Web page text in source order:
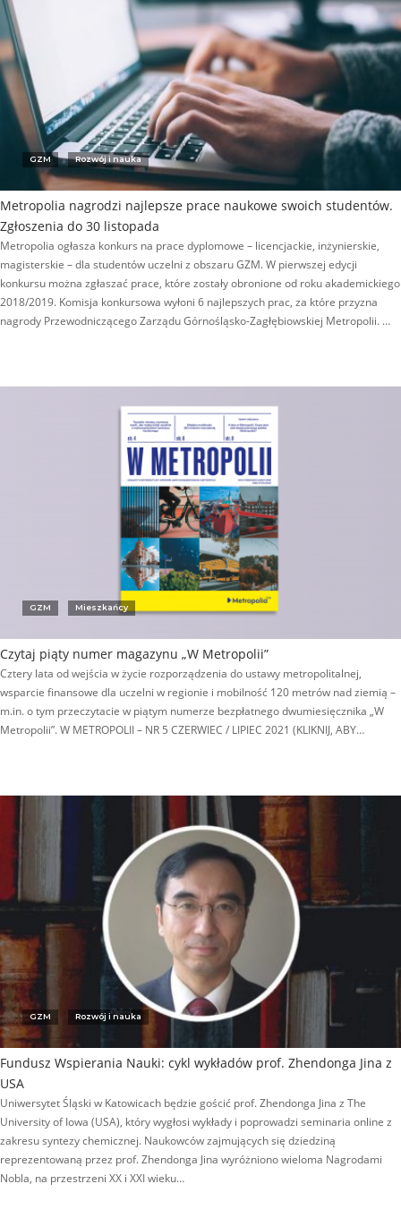
GZM Rozwój i nauka
Metropolia nagrodzi najlepsze prace naukowe swoich studentów.
Zgłoszenia do 30 listopada
Metropolia ogłasza konkurs na prace dyplomowe – licencjackie, inżynierskie,
magisterskie – dla studentów uczelni z obszaru GZM. W pierwszej edycji
konkursu można zgłaszać prace, które zostały obronione od roku akademickiego
2018/2019. Komisja konkursowa wyłoni 6 najlepszych prac, za które przyzna
nagrody Przewodniczącego Zarządu Górnośląsko-Zagłębiowskiej Metropolii. …
GZM Mieszkańcy
Czytaj piąty numer magazynu „W Metropolii”
Cztery lata od wejścia w życie rozporządzenia do ustawy metropolitalnej,
wsparcie finansowe dla uczelni w regionie i mobilność 120 metrów nad ziemią –
m.in. o tym przeczytacie w piątym numerze bezpłatnego dwumiesięcznika „W
Metropolii”. W METROPOLII – NR 5 CZERWIEC / LIPIEC 2021 (KLIKNIJ, ABY…
GZM Rozwój i nauka
Fundusz Wspierania Nauki: cykl wykładów prof. Zhendonga Jina z
USA
Uniwersytet Śląski w Katowicach będzie gościć prof. Zhendonga Jina z The
University of Iowa (USA), który wygłosi wykłady i poprowadzi seminaria online z
zakresu syntezy chemicznej. Naukowców zajmujących się dziedziną
reprezentowaną przez prof. Zhendonga Jina wyróżniono wieloma Nagrodami
Nobla, na przestrzeni XX i XXI wieku…